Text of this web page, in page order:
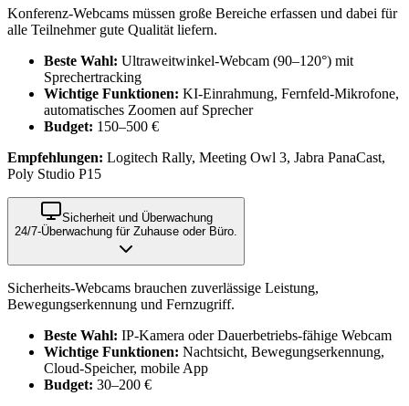
Konferenz-Webcams müssen große Bereiche erfassen und dabei für
alle Teilnehmer gute Qualität liefern.
Beste Wahl: Ultraweitwinkel-Webcam (90–120°) mit
Sprechertracking
Wichtige Funktionen: KI-Einrahmung, Fernfeld-Mikrofone,
automatisches Zoomen auf Sprecher
Budget: 150–500 €
Empfehlungen: Logitech Rally, Meeting Owl 3, Jabra PanaCast,
Poly Studio P15
Sicherheit und Überwachung
24/7-Überwachung für Zuhause oder Büro.
Sicherheits-Webcams brauchen zuverlässige Leistung,
Bewegungserkennung und Fernzugriff.
Beste Wahl: IP-Kamera oder Dauerbetriebs-fähige Webcam
Wichtige Funktionen: Nachtsicht, Bewegungserkennung,
Cloud-Speicher, mobile App
Budget: 30–200 €